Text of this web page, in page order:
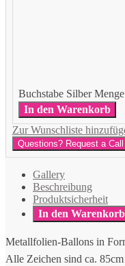
Buchstabe Silber Menge
In den Warenkorb
Zur Wunschliste
Questions? Request a
Gallery
Beschreibung
Produktsicherheit
In den Warenkorb
Metallfolien-Ballons in
Alle Zeichen sind ca.